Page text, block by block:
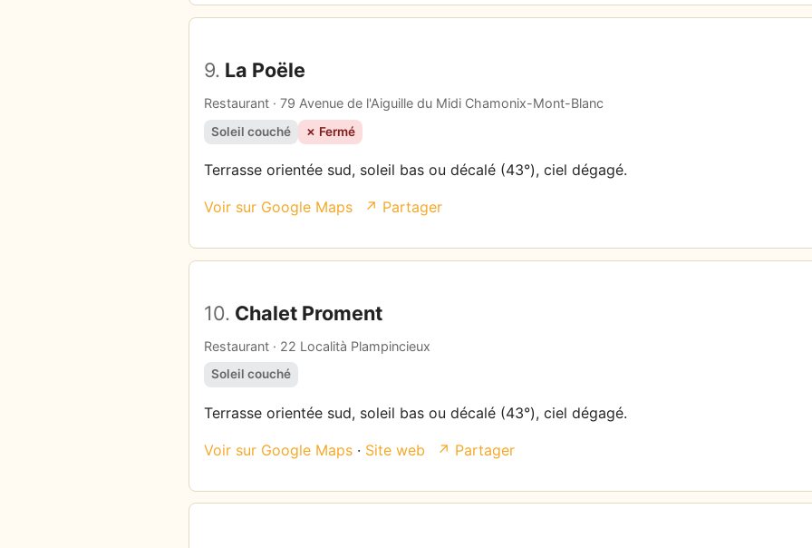
9. La Poële
Restaurant · 79 Avenue de l'Aiguille du Midi Chamonix-Mont-Blanc
Soleil couché ✗ Fermé
Terrasse orientée sud, soleil bas ou décalé (43°), ciel dégagé.
Voir sur Google Maps ↗ Partager
10. Chalet Proment
Restaurant · 22 Località Plampincieux
Soleil couché
Terrasse orientée sud, soleil bas ou décalé (43°), ciel dégagé.
Voir sur Google Maps · Site web ↗ Partager